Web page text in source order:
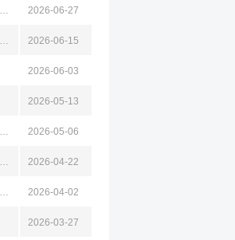
经济 图档 机械
2026-06-27
电子 计算机 管理
2026-06-15
2026-06-03
2026-05-13
管理 工商
2026-05-06
工商 管理
2026-04-22
安全 建筑 环境
2026-04-02
2026-03-27